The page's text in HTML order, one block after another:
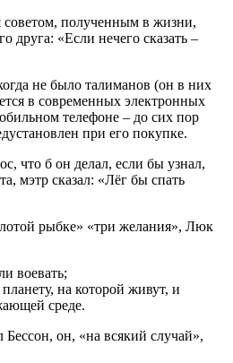
полученным в жизни,
друга: «Если нечего сказать –
не было талиманов (он в них
в современных электронных
телефоне – до сих пор
при его покупке.
что б он делал, если бы узнал,
мэтр сказал: «Лёг бы спать
рыбке» «три желания», Люк
воевать;
на которой живут, и
среде.
Бессон, он, «на всякий случай»,